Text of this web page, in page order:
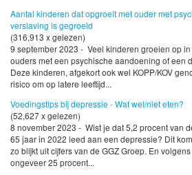
Aantal kinderen dat opgroeit met ouder met
verslaving is gegroeid
(316,913 x gelezen)
9 september 2023 - Veel kinderen groeien op
ouders met een psychische aandoening of een
Deze kinderen, afgekort ook wel KOPP/KOV
risico om op latere leeftijd...
Voedingstips bij depressie - Wat wel/niet eten?
(52,627 x gelezen)
8 november 2023 - Wist je dat 5,2 procent van
65 jaar in 2022 leed aan een depressie? Dit
zo blijkt uit cijfers van de GGZ Groep. En
ongeveer 25 procent...